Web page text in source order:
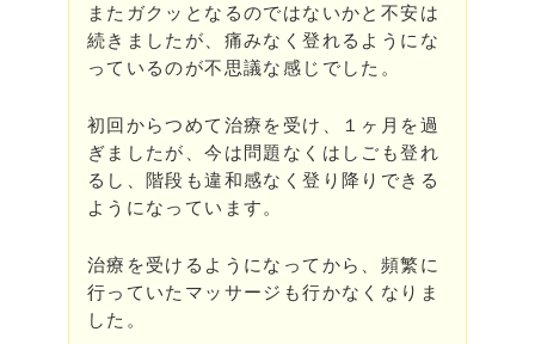
またガクッとなるのではないかと不安は
続きましたが、痛みなく登れるようにな
っているのが不思議な感じでした。
初回からつめて治療を受け、１ヶ月を過
ぎましたが、今は問題なくはしごも登れ
るし、階段も違和感なく登り降りできる
ようになっています。
治療を受けるようになってから、頻繁に
行っていたマッサージも行かなくなりま
した。